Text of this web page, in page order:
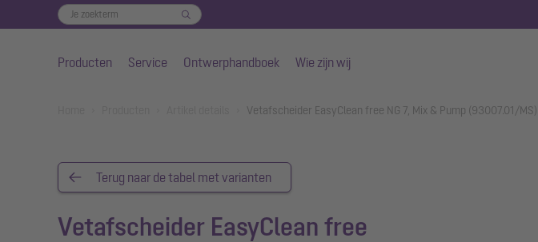
Producten Service Ontwerphandboek Wie zijn wij
Vetafscheider EasyClean free NG 7, Mix & Pump (93007.01/MS)
Terug naar de tabel met varianten
Vetafscheider EasyClean free